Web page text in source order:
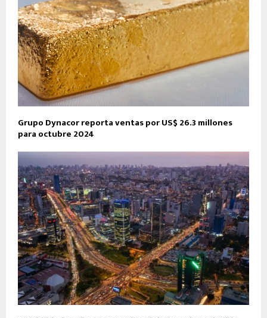
Grupo Dynacor reporta ventas por US$ 26.3 millones
para octubre 2024